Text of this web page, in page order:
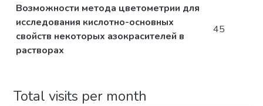
Возможности метода цветометрии для
исследования кислотно-основных
свойств некоторых азокрасителей в
растворах
45
Total visits per month